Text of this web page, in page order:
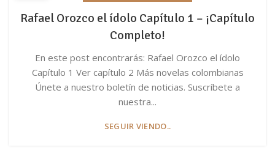
Rafael Orozco el ídolo Capítulo 1 – ¡Capítulo
Completo!
En este post encontrarás: Rafael Orozco el ídolo
Capítulo 1 Ver capítulo 2 Más novelas colombianas
Únete a nuestro boletín de noticias. Suscríbete a
nuestra...
SEGUIR VIENDO..